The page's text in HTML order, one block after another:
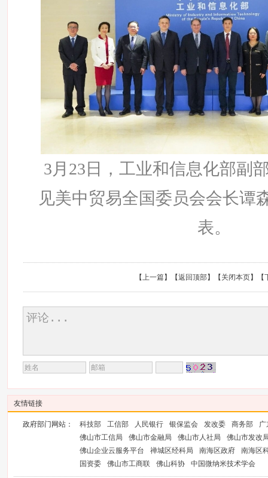
3月23日，工业和信息化部副
见美中贸易全国委员会会长谭
表。
【上一篇】【返回顶部】【 关闭本页】【
友情链接
政府部门网站： 科技部 工信部 人民银行 银保监会 发改委 商务部
广
佛山市工信局
佛山市金融局 佛山市人社局
佛山市发改
佛山企业云服务平台
禅城区经科局 南海区政府
南海区
国资委
佛山市工商联 佛山科协 中国微纳米技术学会